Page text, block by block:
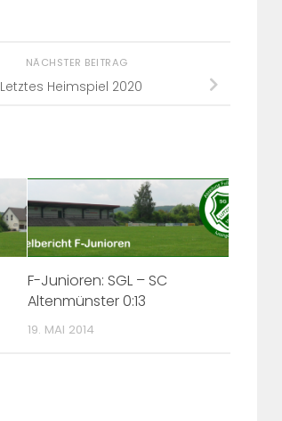
NÄCHSTER BEITRAG
Letztes Heimspiel 2020
F-Junioren: SGL – SC
Altenmünster 0:13
19. MAI 2014